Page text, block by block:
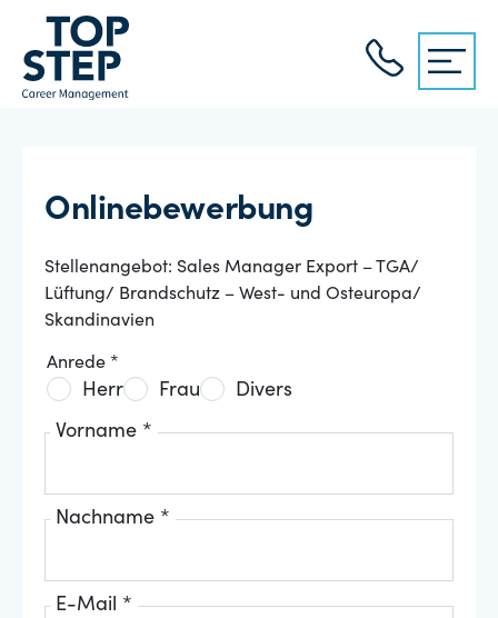
Onlinebewerbung
Stellenangebot: Sales Manager Export – TGA/
Lüftung/ Brandschutz – West- und Osteuropa/
Skandinavien
Anrede *
Herr Frau Divers
Vorname *
Nachname *
E-Mail *